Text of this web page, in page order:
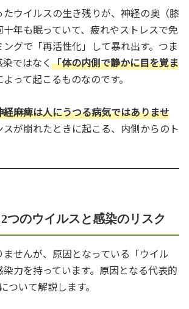
ウイルスの生き残りが、神経の奥（膝
年も眠っていて、疲れやストレスで免
グで「再活性化」して暴れ出す。つま
ではなく 「体の内側で静かに目を覚ま
よって起こるものなのです。
麻痺は人にうつる病気ではありませ
が崩れたときに起こる、内側からのト
つのウイルスと感染のリスク
せんが、原因となっている「ウイル
力を持っています。原因となる代表的
ついて解説します。